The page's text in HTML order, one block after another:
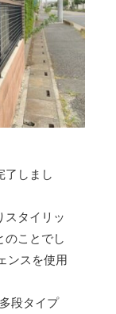
了しまし
スタイリッ
のことでし
ンスを使用
段タイプ